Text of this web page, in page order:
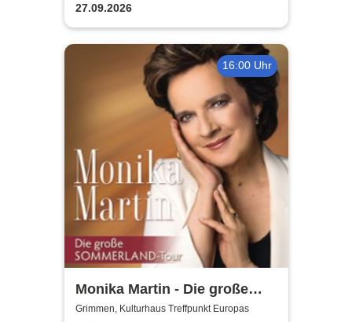
27.09.2026
16:00 Uhr
Monika Martin - Die große
Sommerland Tour
Grimmen, Kulturhaus Treffpunkt Europas